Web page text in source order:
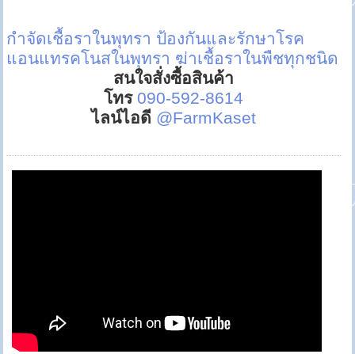
กำจัดเชื้อราในพุทรา ป้องกันและรักษาโรค
แอนแทรคโนสในพุทรา ฆ่าเชื้อราในพืชทุกชนิด
สนใจสั่งซื้อสินค้า
โทร 090-592-8614
ไลน์ไอดี @FarmKaset